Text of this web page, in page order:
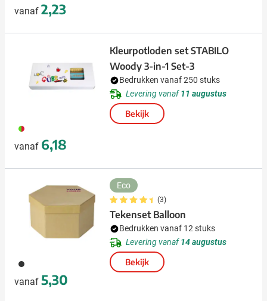
vanaf 2,23
009
vanaf 6,18
Kleurpotloden set STABILO
Woody 3-in-1 Set-3
Bedrukken vanaf 250 stuks
Levering vanaf11 augustus
Bekijk
011
vanaf 5,30
Eco
(3)
Tekenset Balloon
Bedrukken vanaf 12 stuks
Levering vanaf14 augustus
Bekijk